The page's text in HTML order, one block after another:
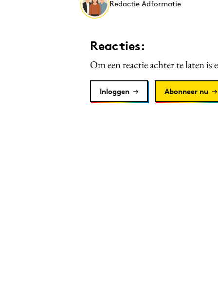
Redactie Adformatie
Reacties:
Om een reactie achter te laten is
Inloggen Abonneer nu